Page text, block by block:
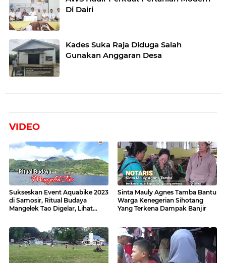
Di Dairi
Kades Suka Raja Diduga Salah
Gunakan Anggaran Desa
VIDEO
Sukseskan Event Aquabike 2023
di Samosir, Ritual Budaya
Mangelek Tao Digelar, Lihat
Sinta Mauly Agnes Tamba Bantu
Warga Kenegerian Sihotang
Yang Terkena Dampak Banjir